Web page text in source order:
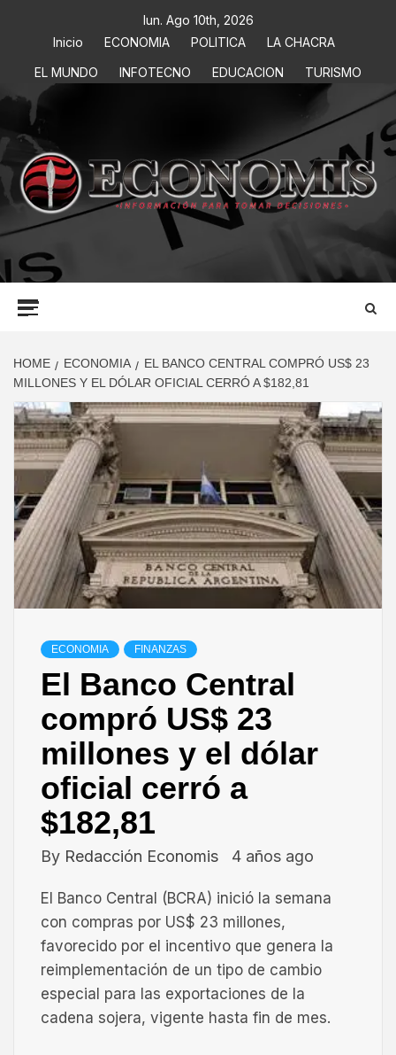
lun. Ago 10th, 2026
Inicio
ECONOMIA POLITICA
LA CHACRA
EL MUNDO
INFOTECNO EDUCACION TURISMO
ECONOMIS
INFORMACIÓN PARA TOMAR DECISIONES
HOME ECONOMIA
EL BANCO CENTRAL COMPRÓ US$ 23
MILLONES Y EL DÓLAR OFICIAL CERRÓ A $182,81
ECONOMIA FINANZAS
El Banco Central
compró US$ 23
millones y el dólar
oficial cerró a
$182,81
By Redacción Economis 4 años ago
El Banco Central (BCRA) inició la semana
con compras por US$ 23 millones,
favorecido por el incentivo que genera la
reimplementación de un tipo de cambio
especial para las exportaciones de la
cadena sojera, vigente hasta fin de mes.